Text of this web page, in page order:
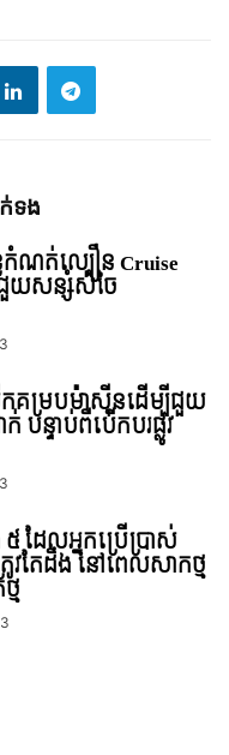
ទង
ធកំណត់ល្បឿន Cruise
ជួយសន្សំសំចៃ
កគម្របម៉ាស៊ីនដើម្បីជួយ
បន្ទាប់ពីបើកបរផ្លូវ
ដែលអ្នកប្រើប្រាស់
វតែដឹង នៅពេលសាកថ្ម
ម